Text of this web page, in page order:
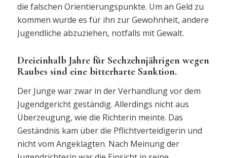
die falschen Orientierungspunkte. Um an Geld zu
kommen wurde es für ihn zur Gewohnheit, andere
Jugendliche abzuziehen, notfalls mit Gewalt.
Dreieinhalb Jahre für Sechzehnjährigen wegen
Raubes sind eine bitterharte Sanktion.
Der Junge war zwar in der Verhandlung vor dem
Jugendgericht geständig. Allerdings nicht aus
Überzeugung, wie die Richterin meinte. Das
Geständnis kam über die Pflichtverteidigerin und
nicht vom Angeklagten. Nach Meinung der